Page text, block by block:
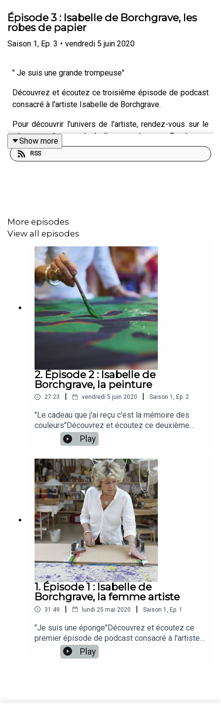
Épisode 3 : Isabelle de Borchgrave, les
robes de papier
Saison 1, Ep. 3 • vendredi 5 juin 2020
" Je suis une grande trompeuse"
Découvrez et écoutez ce troisième épisode de podcast
consacré à l'artiste Isabelle de Borchgrave.
Pour découvrir l'univers de l'artiste, rendez-vous sur le
site de Isabelle de Borchgrave
:www.isabelledeborchgrave.com
Show more
RSS
More episodes
View all episodes
2. Épisode 2 : Isabelle de
Borchgrave, la peinture
27:23 vendredi 5 juin 2020 Saison 1 , Ep. 2
"Le cadeau que j'ai reçu c'est la mémoire des
couleurs"Découvrez et écoutez ce deuxième
épisode de podcast consacré à l'artiste Isabelle
de Borchgrave.Pour découvrir l'univers de
l'artiste, rendez-vous sur le site de Isabelle de
Borchgrave
: www.isabelledeborchgrave.comBonne écoute
Play
1. Épisode 1 : Isabelle de
Borchgrave, la femme artiste
31:49 | lundi 25 mai 2020 | Saison 1 Ep. 1
"Je suis une éponge"Découvrez et écoutez ce
premier épisode de podcast consacré à l'artiste
Isabelle de Borchgrave.Pour découvrir l'univers
de l'artiste, rendez-vous sur le site de Isabelle
Play